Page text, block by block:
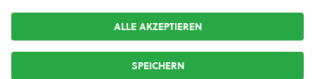
Copyright © 2026bio austria
ALLE AKZEPTIEREN
SPEICHERN